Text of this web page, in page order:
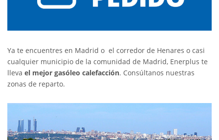
Ya te encuentres en Madrid o el corredor de Henares o casi
cualquier municipio de la comunidad de Madrid, Enerplus te
lleva el mejor gasóleo calefacción. Consúltanos nuestras
zonas de reparto.